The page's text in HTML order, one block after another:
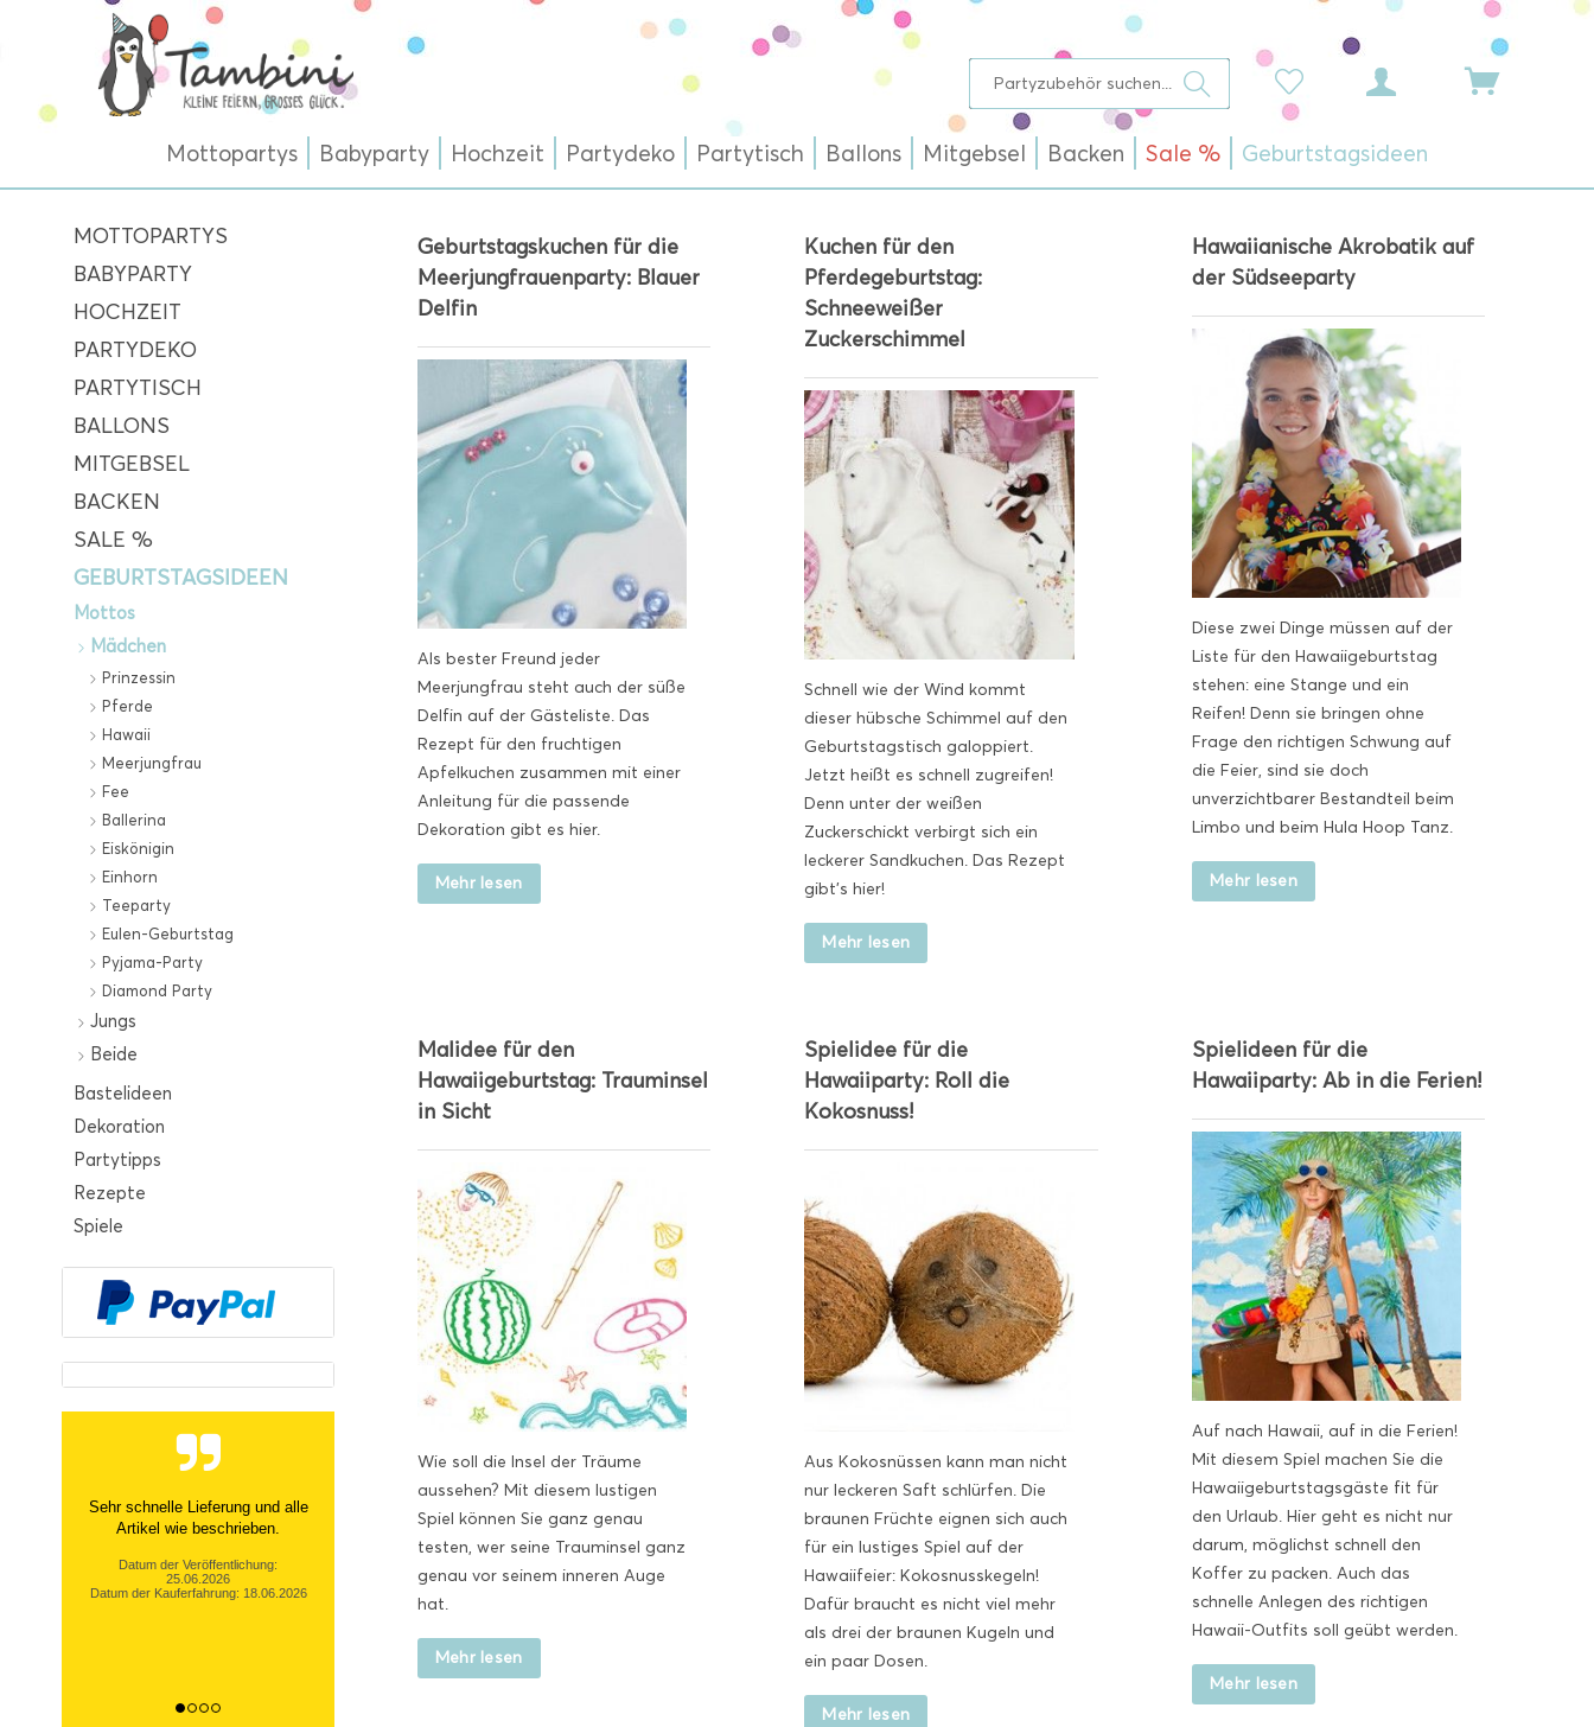
Mottopartys Babyparty Hochzeit Partydeko Partytisch Ballons Mitgebsel Backen Sale % Geburtstagsideen
MOTTOPARTYS
BABYPARTY
HOCHZEIT
PARTYDEKO
PARTYTISCH
BALLONS
MITGEBSEL
BACKEN
SALE %
GEBURTSTAGSIDEEN
Mottos
Mädchen
Prinzessin
Pferde
Hawaii
Meerjungfrau
Fee
Ballerina
Eiskönigin
Einhorn
Teeparty
Eulen-Geburtstag
Pyjama-Party
Diamond Party
Jungs
Beide
Bastelideen
Dekoration
Partytipps
Rezepte
Spiele
Sehr netter Kontakt, zügige Info
über nicht- Verfügbarkeit und
Datum der Veröffentlichung:
13.03.2026
Geburtstagskuchen für die
Meerjungfrauenparty: Blauer
Delfin
Als bester Freund jeder
Meerjungfrau steht auch der süße
Delfin auf der Gästeliste. Das
Rezept für den fruchtigen
Apfelkuchen zusammen mit einer
Anleitung für die passende
Dekoration gibt es hier.
Mehr lesen
Kuchen für den
Pferdegeburtstag:
Schneeweißer
Zuckerschimmel
Schnell wie der Wind kommt
dieser hübsche Schimmel auf den
Geburtstagstisch galoppiert.
Jetzt heißt es schnell zugreifen!
Denn unter der weißen
Zuckerschickt verbirgt sich ein
leckerer Sandkuchen. Das Rezept
gibt's hier!
Mehr lesen
Hawaiianische Akrobatik auf
der Südseeparty
Diese zwei Dinge müssen auf der
Liste für den Hawaiigeburtstag
stehen: eine Stange und ein
Reifen! Denn sie bringen ohne
Frage den richtigen Schwung auf
die Feier, sind sie doch
unverzichtbarer Bestandteil beim
Limbo und beim Hula Hoop Tanz.
Mehr lesen
Malidee für den
Hawaiigeburtstag: Trauminsel
in Sicht
Wie soll die Insel der Träume
aussehen? Mit diesem lustigen
Spiel können Sie ganz genau
testen, wer seine Trauminsel ganz
genau vor seinem inneren Auge
hat.
Mehr lesen
Spielidee für die
Hawaiiparty: Roll die
Kokosnuss!
Aus Kokosnüssen kann man nicht
nur leckeren Saft schlürfen. Die
braunen Früchte eignen sich auch
für ein lustiges Spiel auf der
Hawaiifeier: Kokosnusskegeln!
Dafür braucht es nicht viel mehr
als drei der braunen Kugeln und
ein paar Dosen.
Mehr lesen
Spielideen für die
Hawaiiparty: Ab in die Ferien!
Auf nach Hawaii, auf in die Ferien!
Mit diesem Spiel machen Sie die
Hawaiigeburtstagsgäste fit für
den Urlaub. Hier geht es nicht nur
darum, möglichst schnell den
Koffer zu packen. Auch das
schnelle Anlegen des richtigen
Hawaii-Outfits soll geübt werden.
Mehr lesen